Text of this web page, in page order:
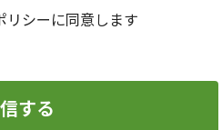
に限られており、この目的以
リシーに同意します